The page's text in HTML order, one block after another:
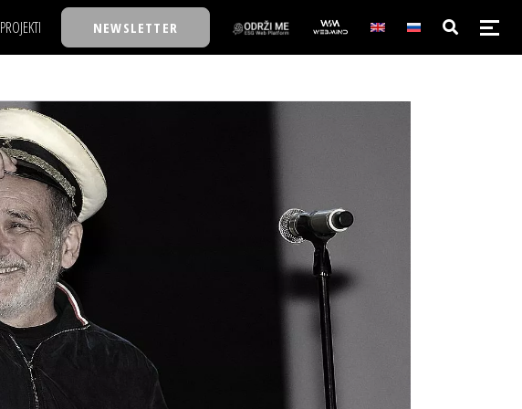
PROJEKTI
TASTY TALKS
30 ISPOD 30
BACK TO OFFICE/SCHOOL
BIZBENDOVI
BIZKOLEGIJUM
BMW BIZNIS LIGA
BIZLIFE WEEK
IZJAVA GODINE
NEWSLETTER
NAJKOLEGA
30 ISPOD 30
BACK TO OFFICE/SCHOOL
BIZBENDOVI
BIZKOLEGIJUM
BMW BIZNIS LIGA
BIZLIFE WEEK
IZJAVA GODINE